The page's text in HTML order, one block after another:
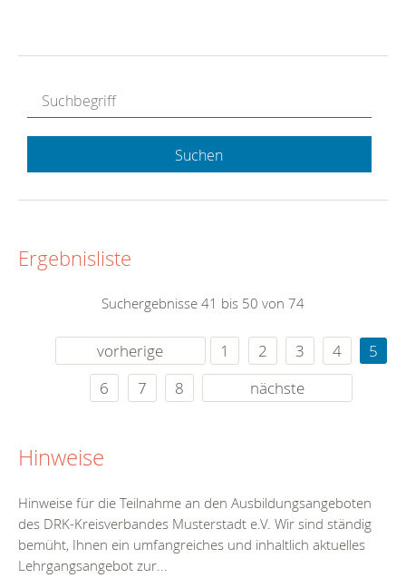
Suchen
Ergebnisliste
Suchergebnisse 41 bis 50 von 74
vorherige 1 2 3 4
5
6
7 8 nächste
Hinweise
Hinweise für die Teilnahme an den Ausbildungsangeboten
des DRK-Kreisverbandes Musterstadt e.V. Wir sind ständig
bemüht, Ihnen ein umfangreiches und inhaltlich aktuelles
Lehrgangsangebot zur...